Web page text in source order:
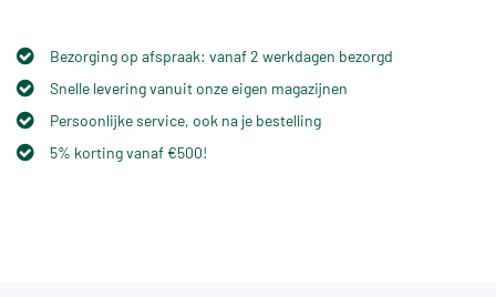
Bezorging op afspraak: vanaf 2 werkdagen bezorgd
Snelle levering vanuit onze eigen magazijnen
Persoonlijke service, ook na je bestelling
5% korting vanaf €500!